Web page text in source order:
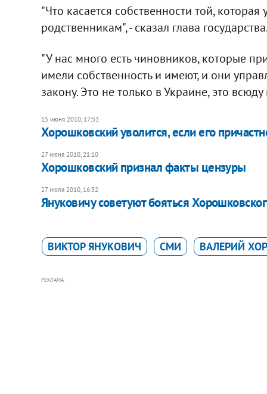
"Что касается собственности той,
родственникам", - сказал глава
"У нас много есть чиновников, которые
имели собственность и имеют, и они
закону. Это не только в Украине, это
15 июня 2010, 17:53
Хорошковский уволится, если его
27 июня 2010, 21:10
Хорошковский признал факты цензуры
27 июля 2010, 16:32
Януковичу советуют бояться
ВИКТОР ЯНУКОВИЧ СМИ ВАЛЕРИЙ
РЕКЛАМА